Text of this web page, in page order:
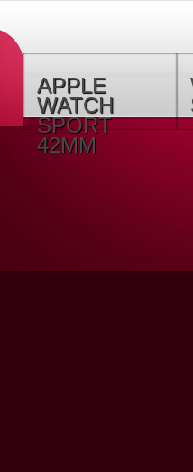
APPLE
WATCH
SPORT
42MM